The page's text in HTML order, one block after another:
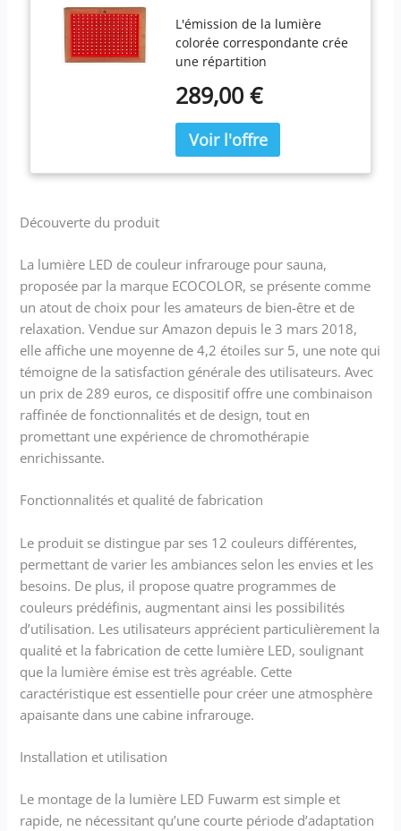
télécommande RF /
LED Fuwarm pour
sauna -
Chromothérapie pour
cabine infrarouge
L'émission de la lumière
colorée correspondante crée
une répartition
détendue, homogène et
Production de la couleur
dans sa longueur d'onde
correspondante
blanche - 4 programmes de
couleurs - Mélange de
couleurs - Contrôle par
télécommande infrarouge ou
bouton sur l'appareil Lumière
LED pour sauna - Résistant à
la chaleur jusqu'à + 110 °C -
Protection contre l'humidité
jusqu'à 90 % d'humidité
relative 10 000 heures de
fonctionnement continu,
un sauna finlandais Grâce à
la gradation numérique des 3
couleurs de base (255
chacune) plus de 16 millions
de couleurs
289,00 €
Découverte du produit
La lumière LED de couleur infrarouge pour sauna,
proposée par la marque ECOCOLOR, se présente comme
un atout de choix pour les amateurs de bien-être et de
relaxation. Vendue sur Amazon depuis le 3 mars 2018,
elle affiche une moyenne de 4,2 étoiles sur 5, une note qui
témoigne de la satisfaction générale des utilisateurs. Avec
un prix de 289 euros, ce dispositif offre une combinaison
raffinée de fonctionnalités et de design, tout en
promettant une expérience de chromothérapie
enrichissante.
Fonctionnalités et qualité de fabrication
Le produit se distingue par ses 12 couleurs différentes,
permettant de varier les ambiances selon les envies et les
besoins. De plus, il propose quatre programmes de
couleurs prédéfinis, augmentant ainsi les possibilités
d’utilisation. Les utilisateurs apprécient particulièrement la
qualité et la fabrication de cette lumière LED, soulignant
que la lumière émise est très agréable. Cette
caractéristique est essentielle pour créer une atmosphère
apaisante dans une cabine infrarouge.
Installation et utilisation
Le montage de la lumière LED Fuwarm est simple et
rapide, ne nécessitant qu’une courte période d’adaptation